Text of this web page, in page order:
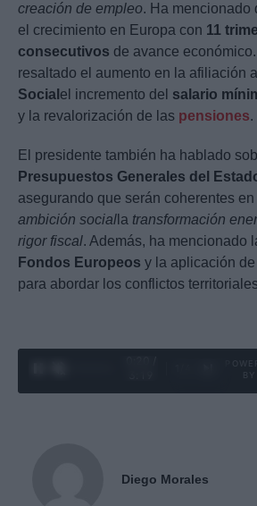
creación de empleo. Ha mencionado
el crecimiento en Europa con 11
consecutivos de avance
resaltado el aumento en la afiliación
Social el incremento del salario
y la revalorización de las pensiones.
El presidente también ha hablado
Presupuestos Generales del
asegurando que serán coherentes
ambición social la transformación
rigor fiscal. Además, ha mencionado
Fondos Europeos y la aplicación de
para abordar los conflictos
Diego Morales